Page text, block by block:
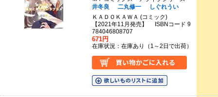
井冬良
二丸修一
しぐれうい
ＫＡＤＯＫＡＷＡ (コミック)
【2021年11月発売】 ISBNコード 9
784046808707
671円
在庫状況：在庫あり（1～2日で出荷）